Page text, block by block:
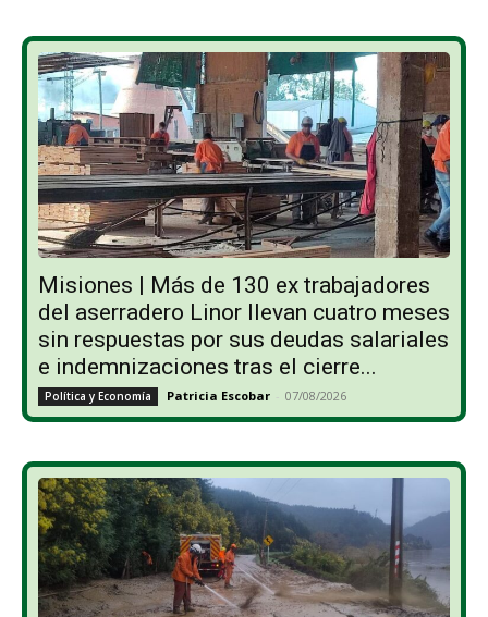
Misiones | Más de 130 ex trabajadores
del aserradero Linor llevan cuatro meses
sin respuestas por sus deudas salariales
e indemnizaciones tras el cierre...
Política y Economía Patricia Escobar - 07/08/2026